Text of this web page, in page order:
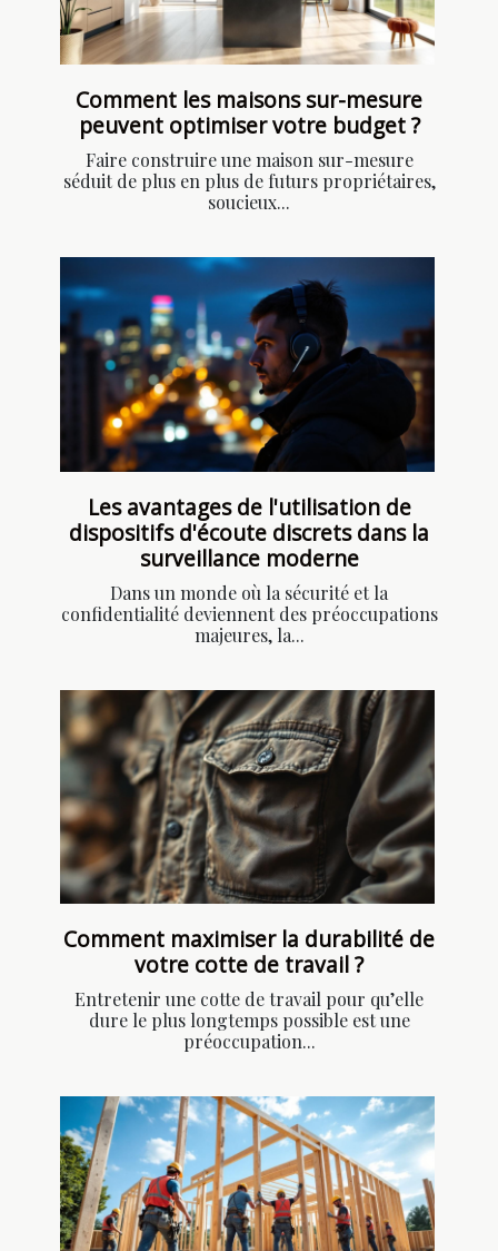
Comment les maisons sur-mesure
peuvent optimiser votre budget ?
Faire construire une maison sur-mesure
séduit de plus en plus de futurs propriétaires,
soucieux...
Les avantages de l'utilisation de
dispositifs d'écoute discrets dans la
surveillance moderne
Dans un monde où la sécurité et la
confidentialité deviennent des préoccupations
majeures, la...
Comment maximiser la durabilité de
votre cotte de travail ?
Entretenir une cotte de travail pour qu’elle
dure le plus longtemps possible est une
préoccupation...